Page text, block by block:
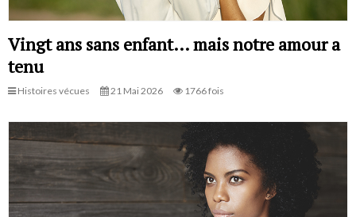
Vingt ans sans enfant… mais notre amour a
tenu
Histoires vécues 21 Mai 2026 1766 fois